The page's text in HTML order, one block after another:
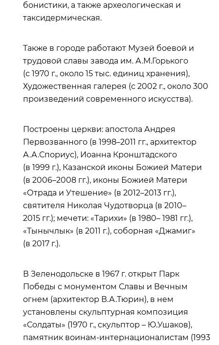
бонистики, а также археологическая и
таксидермическая.
Также в городе работают Музей боевой и
трудовой славы завода им. А.М.Горького
(с 1970 г., около 15 тыс. единиц хранения),
Художественная галерея (с 2002 г., около 300
произведений современного искусства).
Построены церкви: апостола Андрея
Первозванного (в 1998–2011 гг., архитектор
А.А.Спориус), Иоанна Кронштадского
(в 1999 г.), Казанской иконы Божией Матери
(в 2006–2008 гг.), иконы Божией Матери
«Отрада и Утешение» (в 2012–2013 гг.),
святителя Николая Чудотворца (в 2010–
2015 гг.); мечети: «Тарихи» (в 1980– 1981 гг.),
«Тынычлык» (в 2011 г.), соборная «Джамиг»
(в 2017 г.).
В Зеленодольске в 1967 г. открыт Парк
Победы с монументом Славы и Вечным
огнем (архитектор В.А.Тюрин), в нем
установлены скульптурная композиция
«Солдаты» (1970 г., скульптор – Ю.Ушаков),
памятник воинам-интернационалистам (1993